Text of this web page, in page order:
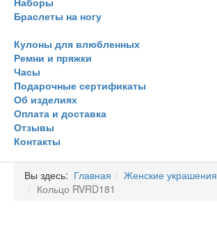
Браслеты на ногу
Кулоны для влюбленных
Ремни и пряжки
Часы
Подарочные сертификаты
Об изделиях
Оплата и доставка
Отзывы
Контакты
Вы здесь: Главная Женские украшения
Кольцо RVRD181